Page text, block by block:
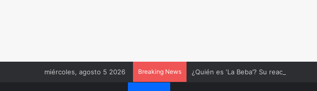
miércoles, agosto 5 2026 Breaking News ¿Quién es ‘La Beba’? Su reacción en